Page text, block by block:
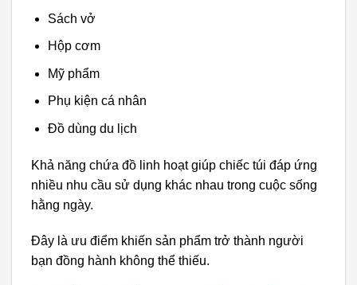
Sách vở
Hộp cơm
Mỹ phẩm
Phụ kiện cá nhân
Đồ dùng du lịch
Khả năng chứa đồ linh hoạt giúp chiếc túi đáp ứng
nhiều nhu cầu sử dụng khác nhau trong cuộc sống
hằng ngày.
Đây là ưu điểm khiến sản phẩm trở thành người
bạn đồng hành không thể thiếu.